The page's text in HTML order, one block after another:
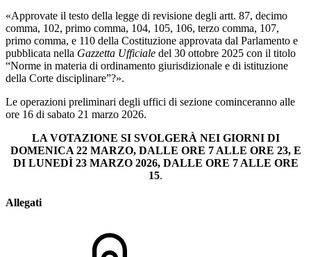
«Approvate il testo della legge di revisione degli artt. 87, decimo
comma, 102, primo comma, 104, 105, 106, terzo comma, 107,
primo comma, e 110 della Costituzione approvata dal Parlamento e
pubblicata nella Gazzetta Ufficiale del 30 ottobre 2025 con il titolo
“Norme in materia di ordinamento giurisdizionale e di istituzione
della Corte disciplinare”?».
Le operazioni preliminari degli uffici di sezione cominceranno alle
ore 16 di sabato 21 marzo 2026.
LA VOTAZIONE SI SVOLGERÀ NEI GIORNI DI
DOMENICA 22 MARZO, DALLE ORE 7 ALLE ORE 23, E
DI LUNEDÌ 23 MARZO 2026, DALLE ORE 7 ALLE ORE
15.
Allegati